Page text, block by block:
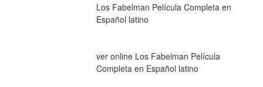
Los Fabelman Película Completa en
Español latino
ver online Los Fabelman Película
Completa en Español latino